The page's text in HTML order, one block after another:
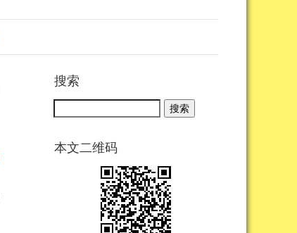
搜索
本文二维码